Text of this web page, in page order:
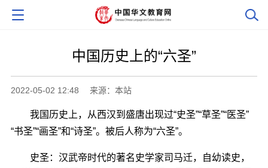
中国历史上的“六圣”
2022-05-02 12:48 来源：本站
我国历史上，从西汉到盛唐出现过“史圣”“草圣”“医圣”
“书圣”“画圣”和“诗圣”。被后人称为“六圣”。
史圣：汉武帝时代的著名史学家司马迁，自幼读史，